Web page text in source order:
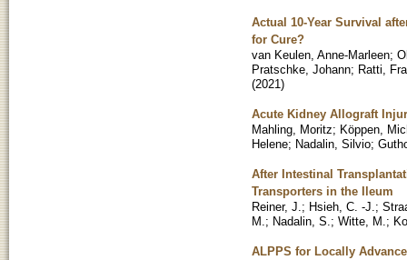
Actual 10-Year Survival
for Cure?
van Keulen, Anne-Marleen;
Pratschke, Johann; Ratti,
(2021)
Acute Kidney Allograft
Mahling, Moritz; Köppen,
Helene; Nadalin, Silvio;
After Intestinal
Transporters in the Ileum
Reiner, J. ; Hsieh, C. -J. ;
M. ; Nadalin, S. ; Witte, M. ;
ALPPS for Locally